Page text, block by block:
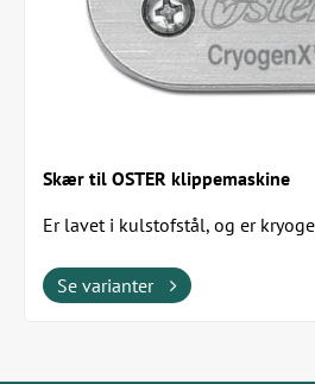
Skær til OSTER klippemaskine
Er lavet i kulstofstål, og er
Se varianter